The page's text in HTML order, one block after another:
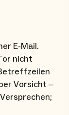
E-Mail.
nicht
Vorsicht –